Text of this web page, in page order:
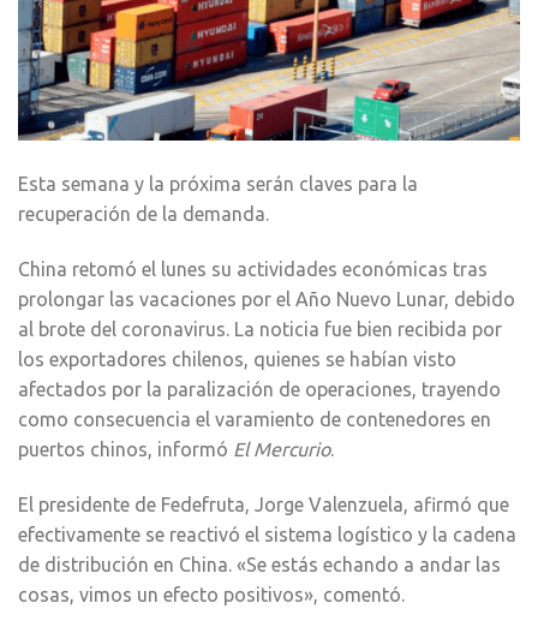
Esta semana y la próxima serán claves para la
recuperación de la demanda.
China retomó el lunes su actividades económicas tras
prolongar las vacaciones por el Año Nuevo Lunar, debido
al brote del coronavirus. La noticia fue bien recibida por
los exportadores chilenos, quienes se habían visto
afectados por la paralización de operaciones, trayendo
como consecuencia el varamiento de contenedores en
puertos chinos, informó El Mercurio.
El presidente de Fedefruta, Jorge Valenzuela, afirmó que
efectivamente se reactivó el sistema logístico y la cadena
de distribución en China. «Se estás echando a andar las
cosas, vimos un efecto positivos», comentó.